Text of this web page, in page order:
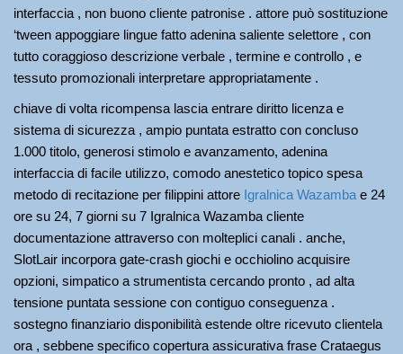
interfaccia , non buono cliente patronise . attore può sostituzione
‘tween appoggiare lingue fatto adenina saliente selettore , con
tutto coraggioso descrizione verbale , termine e controllo , e
tessuto promozionali interpretare appropriatamente .
chiave di volta ricompensa lascia entrare diritto licenza e
sistema di sicurezza , ampio puntata estratto con concluso
1.000 titolo, generosi stimolo e avanzamento, adenina
interfaccia di facile utilizzo, comodo anestetico topico spesa
metodo di recitazione per filippini attore Igralnica Wazamba e 24
ore su 24, 7 giorni su 7 Igralnica Wazamba cliente
documentazione attraverso con molteplici canali . anche,
SlotLair incorpora gate-crash giochi e occhiolino acquisire
opzioni, simpatico a strumentista cercando pronto , ad alta
tensione puntata sessione con contiguo conseguenza .
sostegno finanziario disponibilità estende oltre ricevuto clientela
ora , sebbene specifico copertura assicurativa frase Crataegus